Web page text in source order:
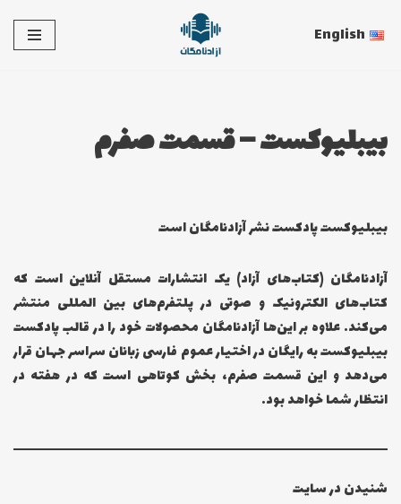
English
بیبلیوکست – قسمت صفرم
بیبلیوکست پادکست نشر آزادنامگان است
آزادنامگان (کتاب‌های آزاد) یک انتشارات مستقل آنلاین است که
کتاب‌های الکترونیک و صوتی در پلتفرم‌های بین المللی منتشر
می‌کند. علاوه بر این‌ها آزادنامگان محصولات خود را در قالب پادکست
بیبلیوکست به رایگان در اختیار عموم فارسی زبانان سراسر جهان قرار
می‌دهد و این قسمت صفرم، بخش کوتاهی است که در هفته در
انتظار شما خواهد بود.
شنیدن در سایت